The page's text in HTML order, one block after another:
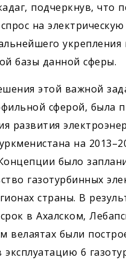
подчеркнув, что
на
базы данной сферы.
этой важной
сферой, была
развития
на
было
газотурбинных
страны. В
в Ахалском,
велая­тах были
6